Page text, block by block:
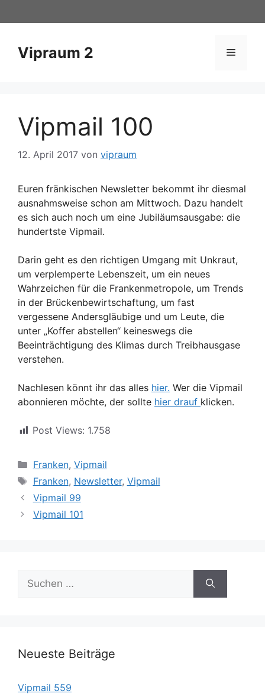
Inhalt
Vipraum 2 Menü
Vipmail 100
12. April 2017 von vipraum
Euren fränkischen Newsletter bekommt ihr diesmal
ausnahmsweise schon am Mittwoch. Dazu handelt
es sich auch noch um eine Jubiläumsausgabe: die
hundertste Vipmail.
Darin geht es den richtigen Umgang mit Unkraut,
um verplemperte Lebenszeit, um ein neues
Wahrzeichen für die Frankenmetropole, um Trends
in der Brückenbewirtschaftung, um fast
vergessene Andersgläubige und um Leute, die
unter „Koffer abstellen“ keineswegs die
Beeinträchtigung des Klimas durch Treibhausgase
verstehen.
Nachlesen könnt ihr das alles hier. Wer die Vipmail
abonnieren möchte, der sollte hier drauf klicken.
Post Views: 1.758
Kategorien
Franken, Vipmail
Schlagwörter
Franken, Newsletter, Vipmail
Vipmail 99
Vipmail 101
Suche
nach:
Neueste Beiträge
Vipmail 559